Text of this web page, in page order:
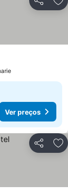
Partilhar
Ver preços
Partilhar